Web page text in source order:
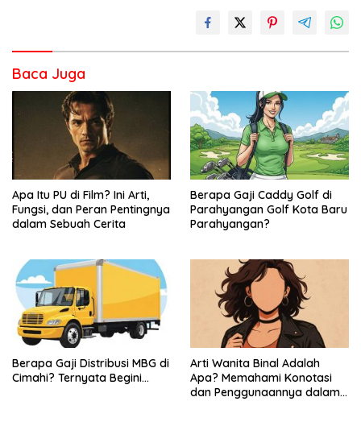
Baca Juga
Apa Itu PU di Film? Ini Arti,
Fungsi, dan Peran Pentingnya
dalam Sebuah Cerita
Berapa Gaji Caddy Golf di
Parahyangan Golf Kota Baru
Parahyangan?
Berapa Gaji Distribusi MBG di
Cimahi? Ternyata Begini…
Arti Wanita Binal Adalah
Apa? Memahami Konotasi
dan Penggunaannya dalam